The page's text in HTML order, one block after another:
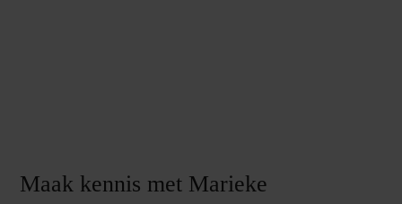
Maak kennis met Marieke